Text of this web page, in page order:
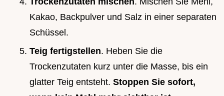
Kakao, Backpulver und Salz in einer separaten
Schüssel.
Teig fertigstellen. Heben Sie die
Trockenzutaten kurz unter die Masse, bis ein
glatter Teig entsteht. Stoppen Sie sofort,